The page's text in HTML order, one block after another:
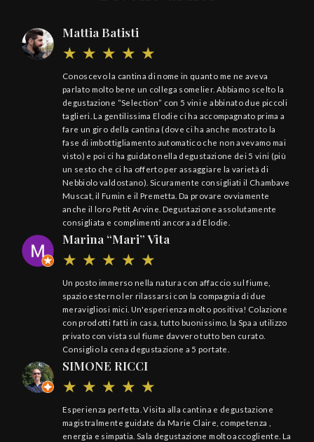
Mattia Batisti
Conoscevo la cantina di nome in quanto me ne aveva
parlato molto bene un collega somelier. Abbiamo scelto la
degustazione “Selection” con 5 vini e abbinato due piccoli
taglieri. La gentilissima Elodie ci ha accompagnato prima a
fare un giro della cantina (dove ci ha anche mostrato la
fase di imbottigliamento automatico che non avevamo mai
visto) e poi ci ha guidato nella degustazione dei 5 vini (più
un sesto che ci ha offerto per assaggiare la varietà di
Nebbiolo valdostano). Sicuramente consigliati il Chambave
Muscat, il Fumin e il Premetta. Da provare ovviamente
anche il loro Petit Arvine. Degustazione assolutamente
consigliata e complimenti ancora ad Elodie.
Marina “Mari” Vita
Un posto immerso nella natura con affaccio sul fiume,
spazio esterno ler rilassarsi con la compagnia di due
meravigliosi mici. Un'esperienza molto positiva! Colazione
con prodotti fatti in casa, tutto buonissimo, la Spa a utilizzo
privato con vista sul fiume davvero tutto ben curato.
Consiglio la cena degustazione a 5 portate.
SIMONE RICCI
Esperienza perfetta. Visita alla cantina e degustazione
magistralmente guidate da Marie Claire, competenza ,
energia e simpatia. Sala degustazione molto accogliente. La